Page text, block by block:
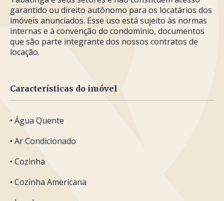
garantido ou direito autônomo para os locatários dos
imóveis anunciados. Esse uso está sujeito às normas
internas e à convenção do condomínio, documentos
que são parte integrante dos nossos contratos de
locação.
Características do imóvel
• Água Quente
• Ar Condicionado
• Cozinha
• Cozinha Americana